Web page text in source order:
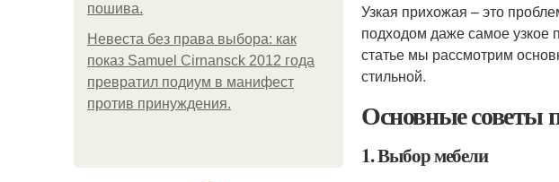
пошива.
Невеста без права выбора: как
показ Samuel Cirnansck 2012 года
превратил подиум в манифест
против принуждения.
Узкая прихожая – это
подходом даже самое узкое
статье мы рассмотрим
стильной.
Основные советы
1. Выбор мебели